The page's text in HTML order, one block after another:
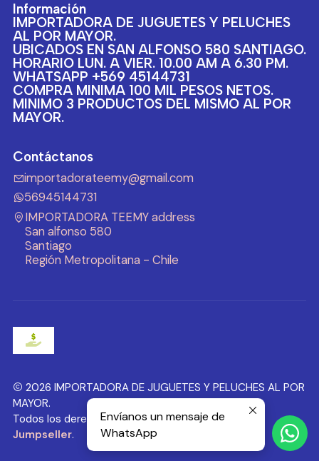
Información
IMPORTADORA DE JUGUETES Y PELUCHES
AL POR MAYOR.
UBICADOS EN SAN ALFONSO 580 SANTIAGO.
HORARIO LUN. A VIER. 10.00 AM A 6.30 PM.
WHATSAPP +569 45144731
COMPRA MINIMA 100 MIL PESOS NETOS.
MINIMO 3 PRODUCTOS DEL MISMO AL POR
MAYOR.
Contáctanos
importadorateemy@gmail.com
56945144731
IMPORTADORA TEEMY address
San alfonso 580
Santiago
Región Metropolitana - Chile
2026 IMPORTADORA DE JUGUETES Y PELUCHES AL POR
MAYOR.
Todos los derechos reservados.Desarrollado por
Jumpseller.
Envíanos un mensaje de
WhatsApp